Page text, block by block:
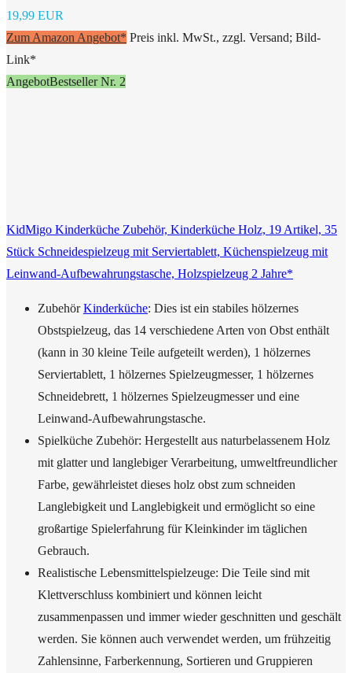
19,99 EUR
Zum Amazon Angebot* Preis inkl. MwSt., zzgl. Versand; Bild-
Link*
AngebotBestseller Nr. 2
KidMigo Kinderküche Zubehör, Kinderküche Holz, 19 Artikel, 35
Stück Schneidespielzeug mit Serviertablett, Küchenspielzeug mit
Leinwand-Aufbewahrungstasche, Holzspielzeug 2 Jahre*
ZubehörKinderküche: Dies ist ein stabiles hölzernes
Obstspielzeug, das 14 verschiedene Arten von Obst enthält
(kann in 30 kleine Teile aufgeteilt werden), 1 hölzernes
Serviertablett, 1 hölzernes Spielzeugmesser, 1 hölzernes
Schneidebrett, 1 hölzernes Spielzeugmesser und eine
Leinwand-Aufbewahrungstasche.
Spielküche Zubehör: Hergestellt aus naturbelassenem Holz
mit glatter und langlebiger Verarbeitung, umweltfreundlicher
Farbe, gewährleistet dieses holz obst zum schneiden
Langlebigkeit und Langlebigkeit und ermöglicht so eine
großartige Spielerfahrung für Kleinkinder im täglichen
Gebrauch.
Realistische Lebensmittelspielzeuge: Die Teile sind mit
Klettverschluss kombiniert und können leicht
zusammenpassen und immer wieder geschnitten und geschält
werden. Sie können auch verwendet werden, um frühzeitig
Zahlensinne, Farberkennung, Sortieren und Gruppieren